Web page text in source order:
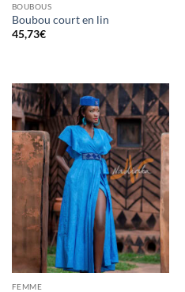
BOUBOUS
Boubou court en lin
45,73€
FEMME